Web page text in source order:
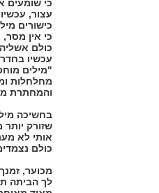
כי שומעים
עצור,
כישורים
כי אין
כולם
עכשיו
מילים מוחספסות כמו "דורקס אירייזר"
מחלחלות
והמחתרת
בחשיכה
שזורק
אותי לא
כולם
מכוער,
לך הביתה